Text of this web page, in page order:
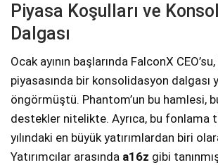
Piyasa Koşulları ve
Dalgası
Ocak ayının başlarında FalconX
piyasasında bir konsolidasyon dalgası
öngörmüştü. Phantom’un bu hamlesi,
destekler nitelikte. Ayrıca, bu fonlama
yılındaki en büyük yatırımlardan biri
Yatırımcılar arasında a16z gibi